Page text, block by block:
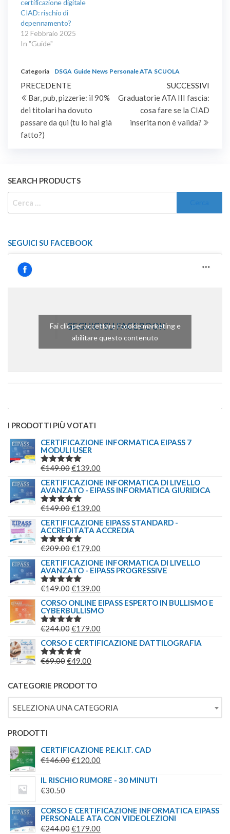
certificazione digitale
CIAD: rischio di
depennamento?
12 Febbraio 2025
In "Guide"
Categoria DSGA Guide News Personale ATA SCUOLA
Navigazione
articoli
Articolo
precedente
PRECEDENTE
Bar, pub, pizzerie: il 90%
dei titolari ha dovuto
passare da qui (tu lo hai già
fatto?)
SUCCESSIVI
Graduatorie ATA III fascia:
cosa fare se la CIAD
inserita non è valida?
SEARCH PRODUCTS
SEGUICI SU FACEBOOK
SEGUICI SU FACEBOOK
Fai clic per accettare i cookie marketing e
abilitare questo contenuto
I PRODOTTI PIÙ VOTATI
CERTIFICAZIONE INFORMATICA EIPASS 7
MODULI USER
VALUTATO
€149.00IL
PREZZO
ORIGINALE
ERA:
€139.00
PREZZO
ATTUALE
CERTIFICAZIONE INFORMATICA DI LIVELLO
AVANZATO - EIPASS INFORMATICA GIURIDICA
VALUTATO
€149.00IL
PREZZO
ORIGINALE
ERA:
€139.00
PREZZO
ATTUALE
CERTIFICAZIONE EIPASS STANDARD -
ACCREDITATA ACCREDIA
VALUTATO
€209.00IL
PREZZO
ORIGINALE
ERA:
€179.00
PREZZO
ATTUALE
CERTIFICAZIONE INFORMATICA DI LIVELLO
AVANZATO - EIPASS PROGRESSIVE
VALUTATO
€149.00IL
PREZZO
ORIGINALE
ERA:
€139.00
PREZZO
ATTUALE
CORSO ONLINE EIPASS ESPERTO IN BULLISMO E
CYBERBULLISMO
VALUTATO
€244.00IL
PREZZO
ORIGINALE
ERA:
€179.00
PREZZO
CORSO E CERTIFICAZIONE DATTILOGRAFIA
VALUTATO
€69.00IL
ORIGINALE
ERA:
€69.00.
€49.00
ATTUALE
È:
€49.00.
CATEGORIE PRODOTTO
SELEZIONA UNA CATEGORIA
PRODOTTI
CERTIFICAZIONE P.E.K.I.T. CAD
€146.00IL
ORIGINALE
€146.00.
€120.00
ATTUALE
€120.00.
IL RISCHIO RUMORE - 30 MINUTI
€30.50
CORSO E CERTIFICAZIONE INFORMATICA EIPASS
PERSONALE ATA CON VIDEOLEZIONI
€244.00IL
€179.00